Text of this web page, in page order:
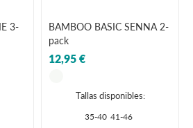
3-
BAMBOO BASIC SENNA 2-
pack
12,95 €
Tallas disponibles:
35-40 41-46